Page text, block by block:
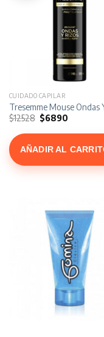
CUIDADO CAPILAR
Tresemme Mouse Ondas
$12528 El
precio
original
$12528.
$6890El
actual
$6890.
AÑADIR AL